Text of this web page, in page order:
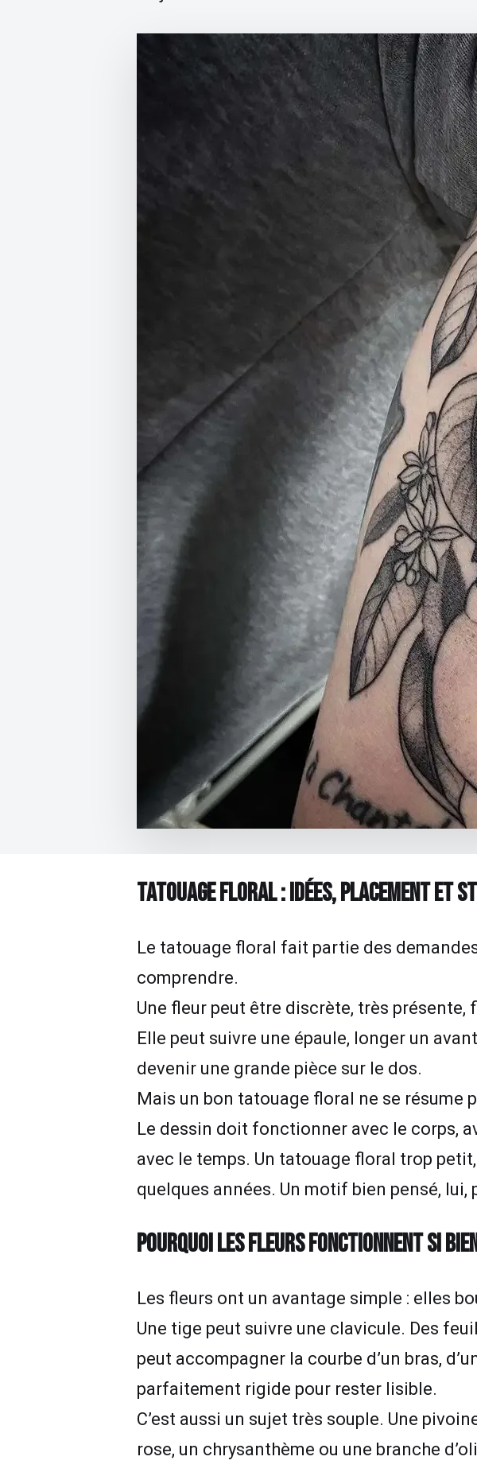
TATOUAGE FLORAL : IDÉES, PLACEMENT ET
Le tatouage floral fait partie des
comprendre.
Une fleur peut être discrète, très
Elle peut suivre une épaule, longer un
devenir une grande pièce sur le dos.
Mais un bon tatouage floral ne se résume
Le dessin doit fonctionner avec le corps,
avec le temps. Un tatouage floral trop
quelques années. Un motif bien pensé,
POURQUOI LES FLEURS FONCTIONNENT SI
Les fleurs ont un avantage simple : elles
Une tige peut suivre une clavicule. Des
peut accompagner la courbe d’un bras,
parfaitement rigide pour rester lisible.
C’est aussi un sujet très souple. Une
rose, un chrysanthème ou une branche